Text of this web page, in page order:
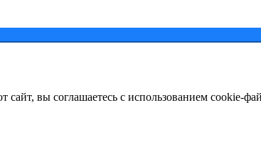
вы соглашаетесь с использованием cookie-